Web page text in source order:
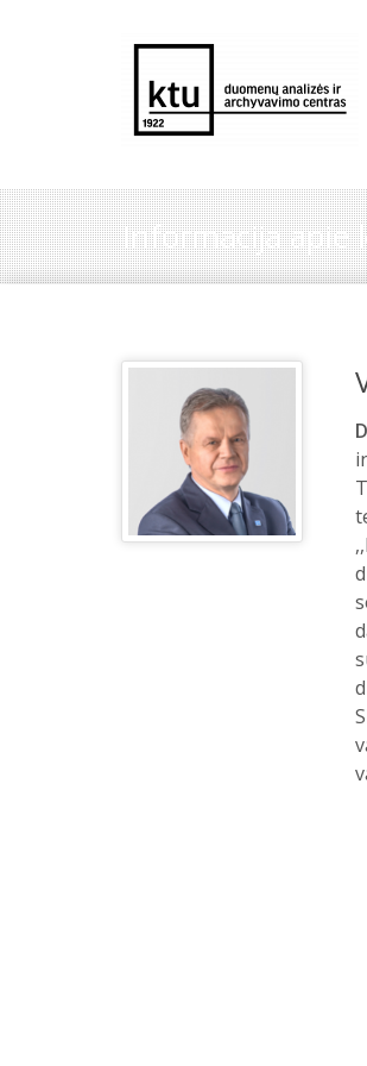
Informacija apie